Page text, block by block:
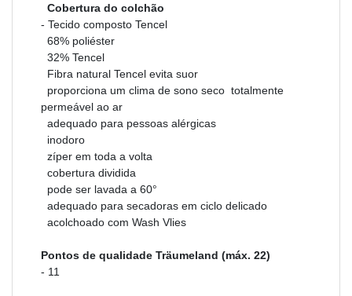
Cobertura do colchão
- Tecido composto Tencel
68% poliéster
32% Tencel
Fibra natural Tencel evita suor
proporciona um clima de sono seco totalmente
permeável ao ar
adequado para pessoas alérgicas
inodoro
zíper em toda a volta
cobertura dividida
pode ser lavada a 60°
adequado para secadoras em ciclo delicado
acolchoado com Wash Vlies
Pontos de qualidade Träumeland (máx. 22)
- 11